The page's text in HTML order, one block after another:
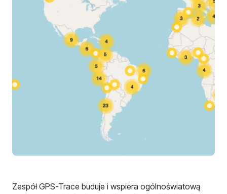
Zespół GPS-Trace buduje i wspiera ogólnoświatową